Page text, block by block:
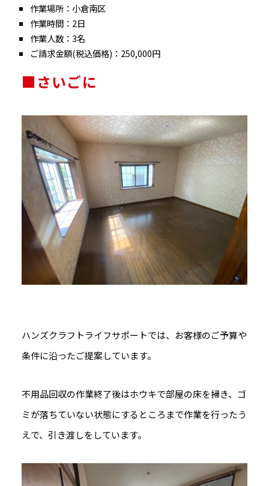
作業場所：小倉南区
作業時間：2日
作業人数：3名
ご請求金額(税込価格)：250,000円
■さいごに
ハンズクラフトライフサポートでは、お客様のご予算や
条件に沿ったご提案しています。
不用品回収の作業終了後はホウキで部屋の床を掃き、ゴ
ミが落ちていない状態にするところまで作業を行ったう
えで、引き渡しをしています。